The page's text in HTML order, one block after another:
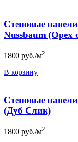
Стеновые
Nussbaum (Орех
1800 руб./м2
В корзину
Стеновые
(Дуб Слик)
1800 руб./м2